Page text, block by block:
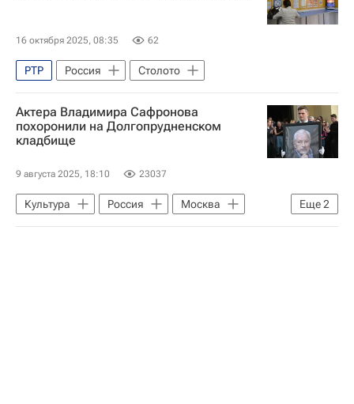
Херсонская область
Общество
16 октября 2025, 08:35 62
РТР Россия Столото
Актера Владимира Сафронова
похоронили на Долгопрудненском
кладбище
9 августа 2025, 18:10 23037
Еще2
Культура Россия
Москва
Высшее театральное училище имени Щепкина